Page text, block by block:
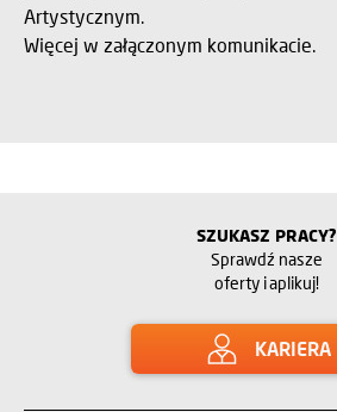
Artystycznym.
Więcej w załączonym komunikacie.
SZUKASZ PRACY?
Sprawdź nasze
oferty i aplikuj!
KARIERA